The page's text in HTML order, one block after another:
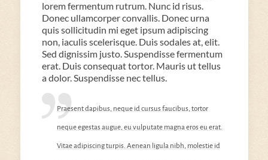
lorem fermentum rutrum. Nunc id risus.
Donec ullamcorper convallis. Donec urna
quis sollicitudin mi eget ipsum adipiscing
non, iaculis scelerisque. Duis sodales at, elit.
Sed dignissim justo. Suspendisse fermentum
erat. Duis consequat tortor. Mauris ut tellus
a dolor. Suspendisse nec tellus.
Praesent dapibus, neque id cursus faucibus, tortor
neque egestas augue, eu vulputate magna eros eu erat.
Vitae adipiscing turpis. Aenean ligula nibh, molestie id